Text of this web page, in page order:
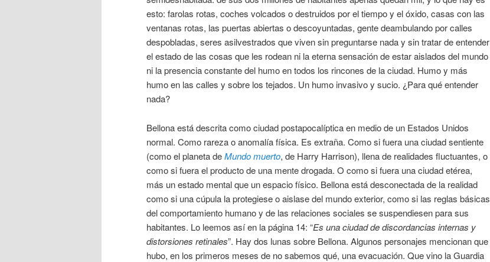
esto: farolas rotas, coches volcados o destruidos por el tiempo y el óxido, casas con las
ventanas rotas, las puertas abiertas o descoyuntadas, gente deambulando por calles
despobladas, seres asilvestrados que viven sin preguntarse nada y sin tratar de entender
el estado de las cosas que les rodean ni la eterna sensación de estar aislados del mundo
ni la presencia constante del humo en todos los rincones de la ciudad. Humo y más
humo en las calles y sobre los tejados. Un humo invasivo y sucio. ¿Para qué entender
nada?
Bellona está descrita como ciudad postapocalíptica en medio de un Estados Unidos
normal. Como rareza o anomalía física. Es extraña. Como si fuera una ciudad sentiente
(como el planeta deMundo muerto, de Harry Harrison), llena de realidades fluctuantes, o
como si fuera el producto de una mente drogada. O como si fuera una ciudad etérea,
más un estado mental que un espacio físico. Bellona está desconectada de la realidad
como si una cúpula la protegiese o aislase del mundo exterior, como si las reglas básicas
del comportamiento humano y de las relaciones sociales se suspendiesen para sus
habitantes. Lo leemos así en la página 14: “Es una ciudad de discordancias internas y
distorsiones retinales”. Hay dos lunas sobre Bellona. Algunos personajes mencionan que
hubo, en los primeros meses de no sabemos qué, una evacuación. Que vino la Guardia